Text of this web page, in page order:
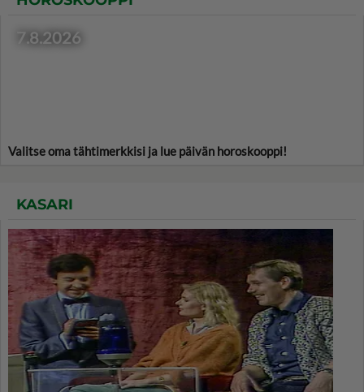
7.8.2026
Valitse oma tähtimerkkisi ja lue päivän horoskooppi!
KASARI